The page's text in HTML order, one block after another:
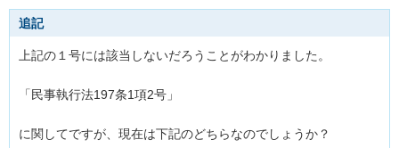
追記
上記の１号には該当しないだろうことがわかりました。
「民事執行法197条1項2号」
に関してですが、現在は下記のどちらなのでしょうか？